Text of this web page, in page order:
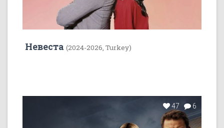
Невеста (2024-2026, Turkey)
47 6